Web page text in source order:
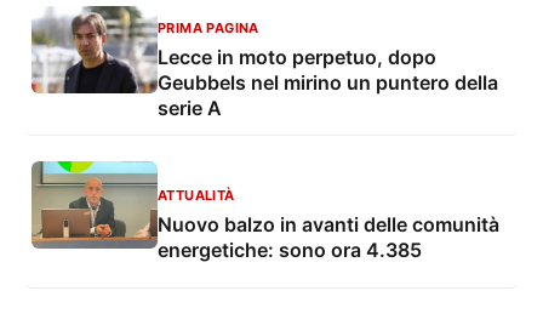
PRIMA PAGINA
Lecce in moto perpetuo, dopo
Geubbels nel mirino un puntero della
serie A
ATTUALITÀ
Nuovo balzo in avanti delle comunità
energetiche: sono ora 4.385